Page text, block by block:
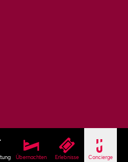
Übernachten Erlebnisse Concierge